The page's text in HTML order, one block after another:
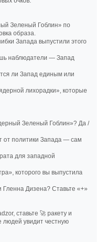
Зеленый Гоблин» по
образа.
Запада выпустили этого
наблюдатели — Запад
ли Запад единым или
лихорадки», которые
Зеленый Гоблин»? Да /
от политики Запада — сам
для западной
которого вы выпустила
Дизена? Ставьте «+»
ставьте 🚀 ракету и
увидит честную